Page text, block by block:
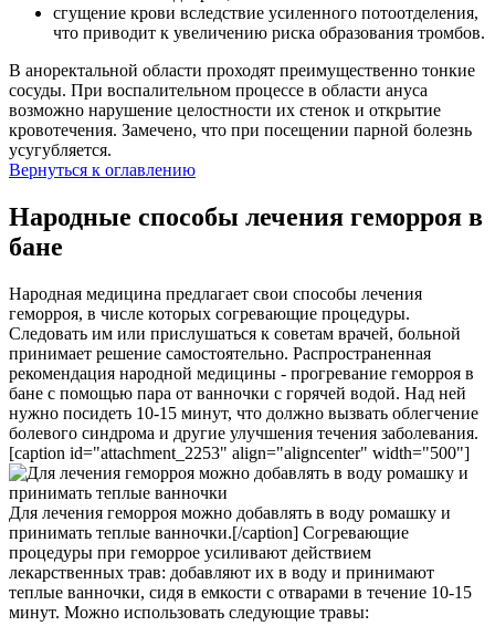
сгущение крови вследствие усиленного потоотделения,
что приводит к увеличению риска образования тромбов.
В аноректальной области проходят преимущественно тонкие
сосуды. При воспалительном процессе в области ануса
возможно нарушение целостности их стенок и открытие
кровотечения. Замечено, что при посещении парной болезнь
усугубляется.
Вернуться к оглавлению
Народные способы лечения геморроя в
бане
Народная медицина предлагает свои способы лечения
геморроя, в числе которых согревающие процедуры.
Следовать им или прислушаться к советам врачей, больной
принимает решение самостоятельно. Распространенная
рекомендация народной медицины - прогревание геморроя в
бане с помощью пара от ванночки с горячей водой. Над ней
нужно посидеть 10-15 минут, что должно вызвать облегчение
болевого синдрома и другие улучшения течения заболевания.
[caption id="attachment_2253" align="aligncenter" width="500"]
Для лечения геморроя можно добавлять в воду ромашку и
принимать теплые ванночки.[/caption] Согревающие
процедуры при геморрое усиливают действием
лекарственных трав: добавляют их в воду и принимают
теплые ванночки, сидя в емкости с отварами в течение 10-15
минут. Можно использовать следующие травы: